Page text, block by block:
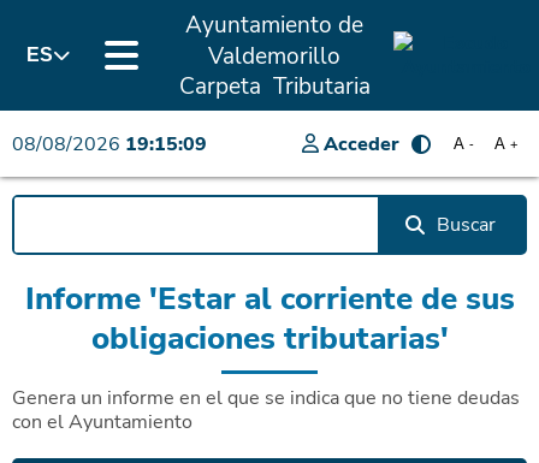
ES
Ayuntamiento de
Valdemorillo
Carpeta Tributaria
08/08/2026 19:15:09 Acceder A +
A -
Buscar
Informe 'Estar al corriente de sus
obligaciones tributarias'
Genera un informe en el que se indica que no tiene deudas
con el Ayuntamiento